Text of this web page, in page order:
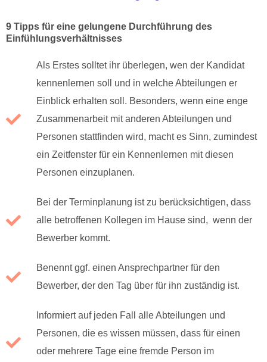
9 Tipps für eine gelungene Durchführung des
Einfühlungsverhältnisses
Als Erstes solltet ihr überlegen, wen der Kandidat
kennenlernen soll und in welche Abteilungen er
Einblick erhalten soll. Besonders, wenn eine enge
Zusammenarbeit mit anderen Abteilungen und
Personen stattfinden wird, macht es Sinn, zumindest
ein Zeitfenster für ein Kennenlernen mit diesen
Personen einzuplanen.
Bei der Terminplanung ist zu berücksichtigen, dass
alle betroffenen Kollegen im Hause sind, wenn der
Bewerber kommt.
Benennt ggf. einen Ansprechpartner für den
Bewerber, der den Tag über für ihn zuständig ist.
Informiert auf jeden Fall alle Abteilungen und
Personen, die es wissen müssen, dass für einen
oder mehrere Tage eine fremde Person im